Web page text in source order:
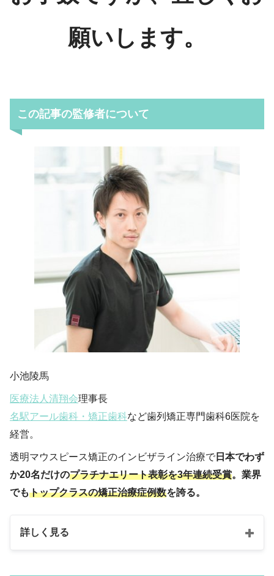
願いします。
この記事の監修者について
小池陵馬
医療法人清翔会理事長
名駅アール歯科・矯正歯科など歯列矯正専門歯科6医院を
経営。
透明マウスピース矯正のインビザライン治療で 日本でわず
か20名だけのプラチナエリート表彰を3年連続受賞。業界
でもトップクラスの矯正治療症例数を誇る。
詳しく見る